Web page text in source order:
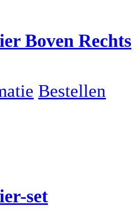
Boven Rechts
Bestellen
set